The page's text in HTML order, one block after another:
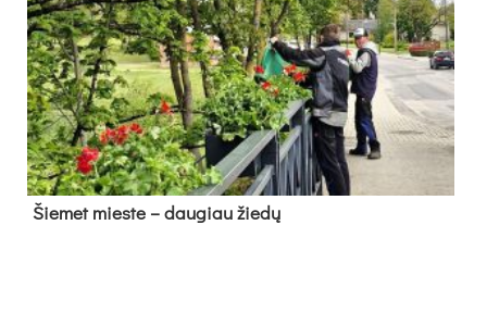
Šie­met mies­te – dau­giau žie­dų